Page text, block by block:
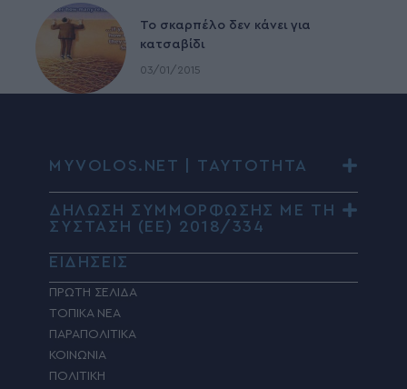
To σκαρπέλο δεν κάνει για
κατσαβίδι
03/01/2015
MYVOLOS.NET | ΤΑΥΤΟΤΗΤΑ
ΔΗΛΩΣΗ ΣΥΜΜΟΡΦΩΣΗΣ ΜΕ ΤΗ
ΣΥΣΤΑΣΗ (ΕΕ) 2018/334
ΕΙΔΗΣΕΙΣ
ΠΡΩΤΗ ΣΕΛΙΔΑ
ΤΟΠΙΚΑ ΝΕΑ
ΠΑΡΑΠΟΛΙΤΙΚΑ
ΚΟΙΝΩΝΙΑ
ΠΟΛΙΤΙΚΗ